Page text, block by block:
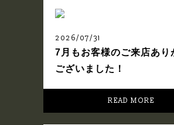
2026/07/31
7月もお客様のご来店あり
ございました！
READ MORE